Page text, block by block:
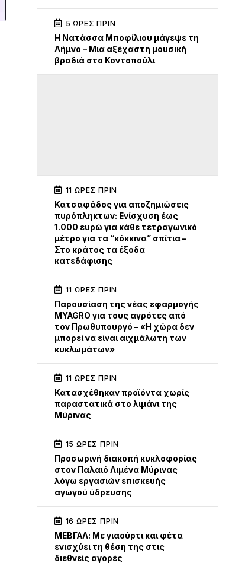
5 ΏΡΕΣ ΠΡΙΝ
Η Νατάσσα Μποφίλιου μάγεψε τη
Λήμνο – Μια αξέχαστη μουσική
βραδιά στο Κοντοπούλι
11 ΏΡΕΣ ΠΡΙΝ
Κατσαφάδος για αποζημιώσεις
πυρόπληκτων: Ενίσχυση έως
1.000 ευρώ για κάθε τετραγωνικό
μέτρο για τα “κόκκινα” σπίτια –
Στο κράτος τα έξοδα
κατεδάφισης
11 ΏΡΕΣ ΠΡΙΝ
Παρουσίαση της νέας εφαρμογής
MYAGRO για τους αγρότες από
τον Πρωθυπουργό – «Η χώρα δεν
μπορεί να είναι αιχμάλωτη των
κυκλωμάτων»
11 ΏΡΕΣ ΠΡΙΝ
Κατασχέθηκαν προϊόντα χωρίς
παραστατικά στο λιμάνι της
Μύρινας
15 ΏΡΕΣ ΠΡΙΝ
Προσωρινή διακοπή κυκλοφορίας
στον Παλαιό Λιμένα Μύρινας
λόγω εργασιών επισκευής
αγωγού ύδρευσης
16 ΏΡΕΣ ΠΡΙΝ
ΜΕΒΓΑΛ: Με γιαούρτι και φέτα
ενισχύει τη θέση της στις
διεθνείς αγορές